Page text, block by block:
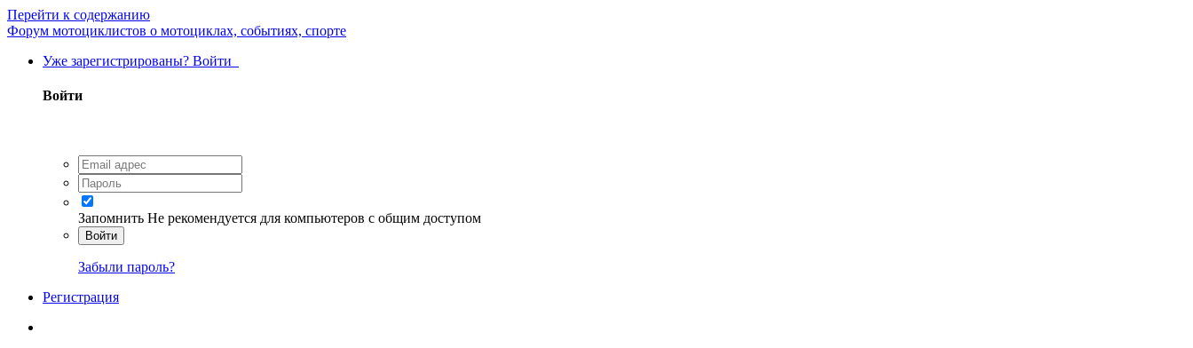
Перейти к содержанию
Форум мотоциклистов о мотоциклах, событиях, спорте
Уже зарегистрированы? Войти
Войти
Запомнить Не рекомендуется для компьютеров с общим доступом
Войти
Забыли пароль?
Регистрация